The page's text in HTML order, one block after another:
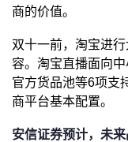
商的价值。
双十一前，淘宝进
容。淘宝直播面向
官方货品池等6项支
商平台基本配置。
安信证券预计，未